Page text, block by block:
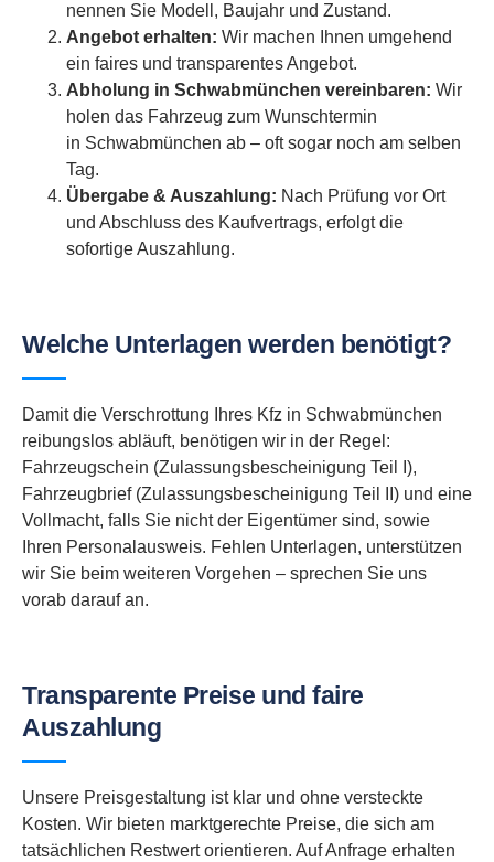
nennen Sie Modell, Baujahr und Zustand.
Angebot erhalten: Wir machen Ihnen umgehend
ein faires und transparentes Angebot.
Abholung in Schwabmünchen vereinbaren: Wir
holen das Fahrzeug zum Wunschtermin
in Schwabmünchen ab – oft sogar noch am selben
Tag.
Übergabe & Auszahlung: Nach Prüfung vor Ort
und Abschluss des Kaufvertrags, erfolgt die
sofortige Auszahlung.
Welche Unterlagen werden benötigt?
Damit die Verschrottung Ihres Kfz in Schwabmünchen
reibungslos abläuft, benötigen wir in der Regel:
Fahrzeugschein (Zulassungsbescheinigung Teil I),
Fahrzeugbrief (Zulassungsbescheinigung Teil II) und eine
Vollmacht, falls Sie nicht der Eigentümer sind, sowie
Ihren Personalausweis. Fehlen Unterlagen, unterstützen
wir Sie beim weiteren Vorgehen – sprechen Sie uns
vorab darauf an.
Transparente Preise und faire
Auszahlung
Unsere Preisgestaltung ist klar und ohne versteckte
Kosten. Wir bieten marktgerechte Preise, die sich am
tatsächlichen Restwert orientieren. Auf Anfrage erhalten